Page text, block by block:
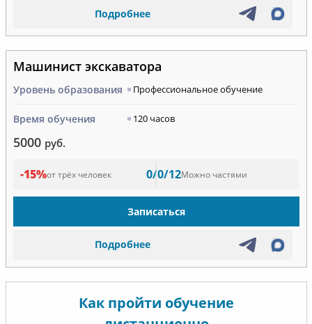
Подробнее
Машинист экскаватора
Уровень образования Профессиональное обучение
Время обучения 120 часов
5000 руб.
-15%от трёх человек 0/0/12Можно частями
Записаться
Подробнее
Как пройти обучение